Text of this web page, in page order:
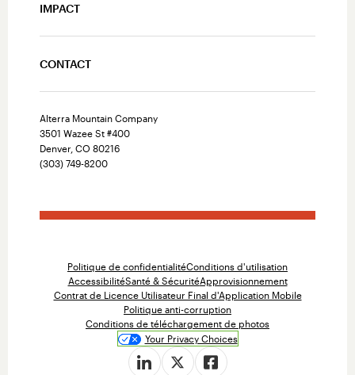
IMPACT
CONTACT
Alterra Mountain Company
3501 Wazee St #400
Denver, CO 80216
(303) 749-8200
Politique de confidentialitéConditions d'utilisation
AccessibilitéSanté & SécuritéApprovisionnement
Contrat de Licence Utilisateur Final d'Application Mobile
Politique anti-corruption
Conditions de téléchargement de photos
Your Privacy Choices